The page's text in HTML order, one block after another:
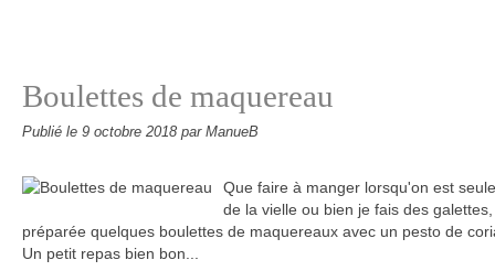
Boulettes de maquereau
Publié le 9 octobre 2018 par ManueB
Que faire à manger lorsqu'on est
de la vielle ou bien je fais des
préparée quelques boulettes de maquereaux avec un pesto de
Un petit repas bien bon...